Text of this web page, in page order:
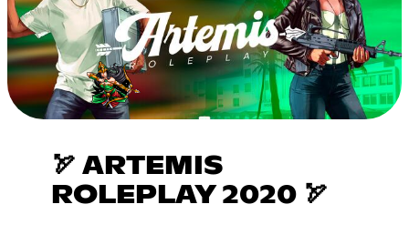
🏹 ARTEMIS
ROLEPLAY 2020 🏹